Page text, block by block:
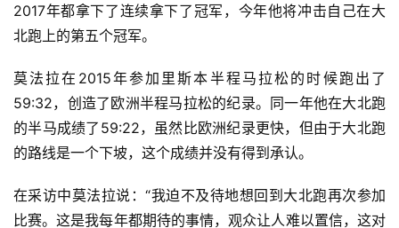
2017年都拿下了连续拿下了冠军，今年他将冲击自己在大
北跑上的第五个冠军。
莫法拉在2015年参加里斯本半程马拉松的时候跑出了
59:32，创造了欧洲半程马拉松的纪录。同一年他在大北跑
的半马成绩了59:22，虽然比欧洲纪录更快，但由于大北跑
的路线是一个下坡，这个成绩并没有得到承认。
在采访中莫法拉说：“我迫不及待地想回到大北跑再次参加
比赛。这是我每年都期待的事情，观众让人难以置信，这对